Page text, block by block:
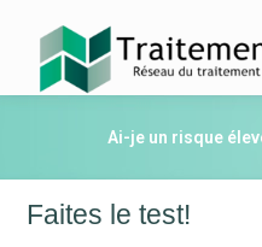
Ai-je un risque
Faites le test!